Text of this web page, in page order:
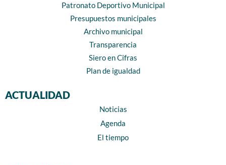
Patronato Deportivo Municipal
Presupuestos municipales
Archivo municipal
Transparencia
Siero en Cifras
Plan de igualdad
ACTUALIDAD
Noticias
Agenda
El tiempo